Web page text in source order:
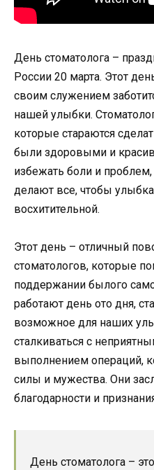
День стоматолога –
России 20 марта. Этот
своим служением
нашей улыбки.
которые стараются
были здоровыми и
избежать боли и
делают все, чтобы
восхитительной.
Этот день – отличный
стоматологов, которые
поддержании былого
работают день ото дня,
возможное для наших
сталкиваться с
выполнением операций,
силы и мужества. Они
благодарности и
День стоматолога –